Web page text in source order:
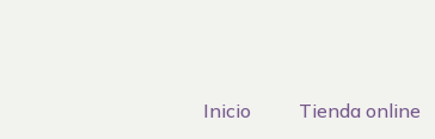
Inicio Tienda online